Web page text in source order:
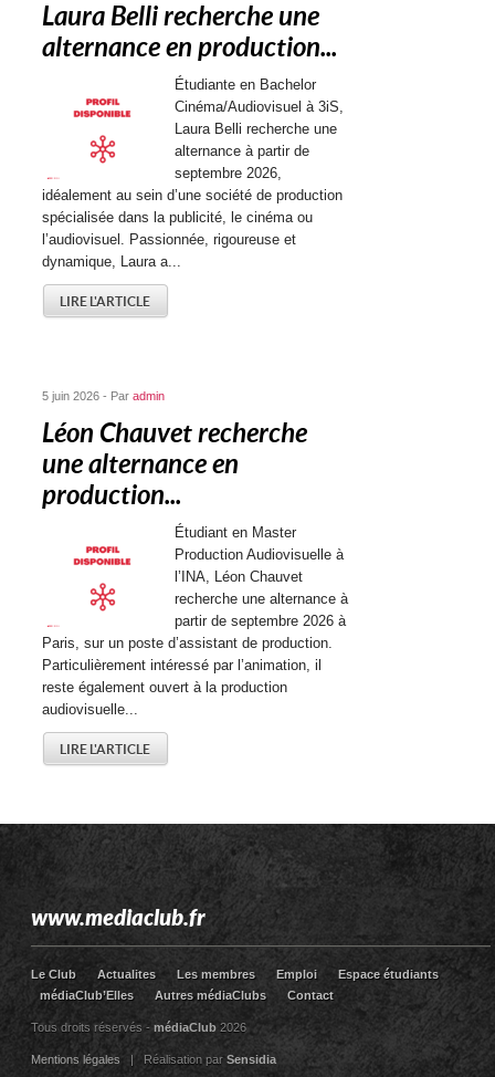
Laura Belli recherche une
alternance en production...
Étudiante en Bachelor
Cinéma/Audiovisuel à 3iS,
Laura Belli recherche une
alternance à partir de
septembre 2026,
idéalement au sein d’une société de production
spécialisée dans la publicité, le cinéma ou
l’audiovisuel. Passionnée, rigoureuse et
dynamique, Laura a...
LIRE L'ARTICLE
5 juin 2026 - Paradmin
Léon Chauvet recherche
une alternance en
production...
Étudiant en Master
Production Audiovisuelle à
l’INA, Léon Chauvet
recherche une alternance à
partir de septembre 2026 à
Paris, sur un poste d’assistant de production.
Particulièrement intéressé par l’animation, il
reste également ouvert à la production
audiovisuelle...
LIRE L'ARTICLE
www.mediaclub.fr
Le Club Actualites Les membres Emploi
Espace étudiants
médiaClub’Elles
Autres médiaClubs Contact
Tous droits réservés -médiaClub 2026
Mentions légales| Réalisation parSensidia